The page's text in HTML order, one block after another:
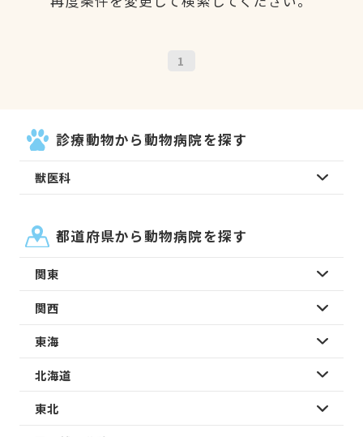
1
診療動物から動物病院を探す
獣医科
都道府県から動物病院を探す
関東
関西
東海
北海道
東北